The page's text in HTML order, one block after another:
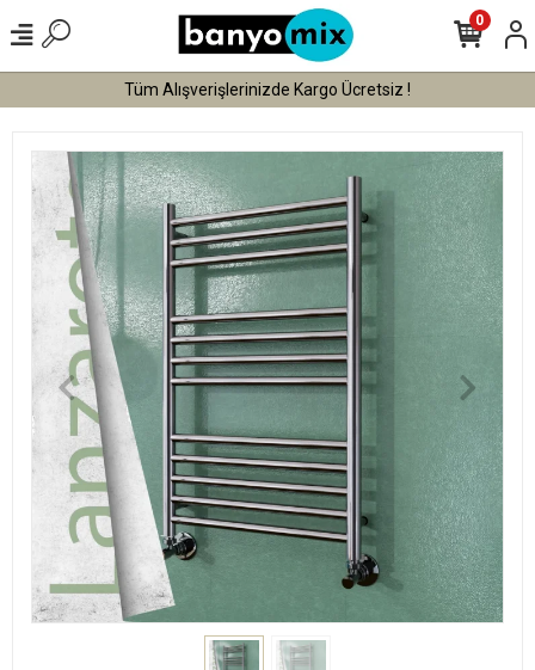
Tüm Alışverişlerinizde Kargo Ücretsiz !
0